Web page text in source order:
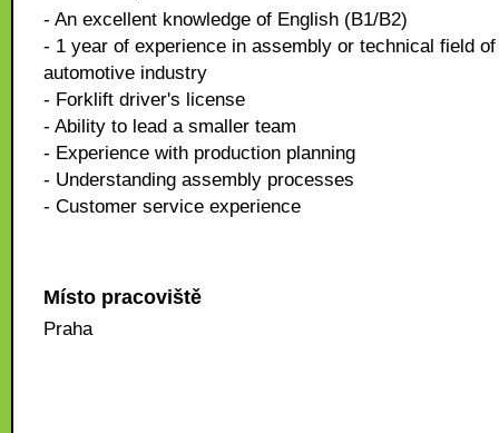
- An excellent knowledge of English (B1/B2)
- 1 year of experience in assembly or technical field of
automotive industry
- Forklift driver's license
- Ability to lead a smaller team
- Experience with production planning
- Understanding assembly processes
- Customer service experience
Místo pracoviště
Praha